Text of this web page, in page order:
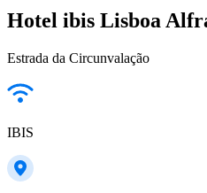
Hotel ibis Lisboa
Estrada da Circunvalação
IBIS